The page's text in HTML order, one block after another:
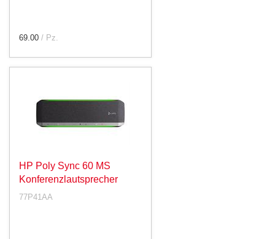
69.00 / Pz.
HP Poly Sync 60 MS
Konferenzlautsprecher
77P41AA